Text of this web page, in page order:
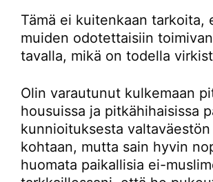
Tämä ei kuitenkaan tarkoita,
muiden odotettaisiin
tavalla, mikä on todella
Olin varautunut kulkemaan
housuissa ja pitkähihaisissa
kunnioituksesta
kohtaan, mutta sain hyvin
huomata paikallisia ei-